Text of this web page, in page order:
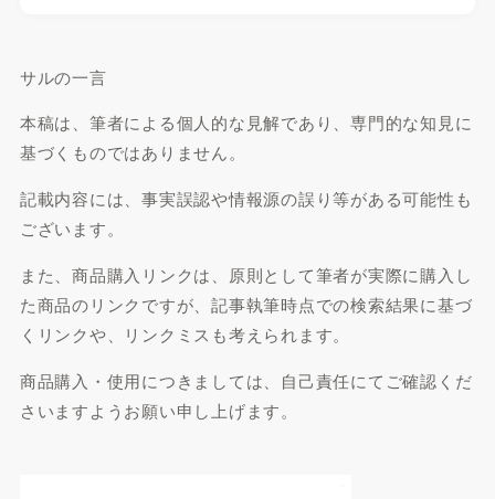
サルの一言
本稿は、筆者による個人的な見解であり、専門的な知見に
基づくものではありません。
記載内容には、事実誤認や情報源の誤り等がある可能性も
ございます。
また、商品購入リンクは、原則として筆者が実際に購入し
た商品のリンクですが、記事執筆時点での検索結果に基づ
くリンクや、リンクミスも考えられます。
商品購入・使用につきましては、自己責任にてご確認くだ
さいますようお願い申し上げます。